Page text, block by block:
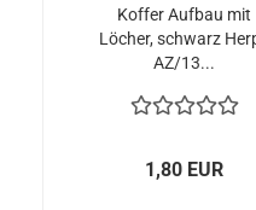
Koffer Aufbau mit
Löcher, schwarz
AZ/13...
1,80 EUR